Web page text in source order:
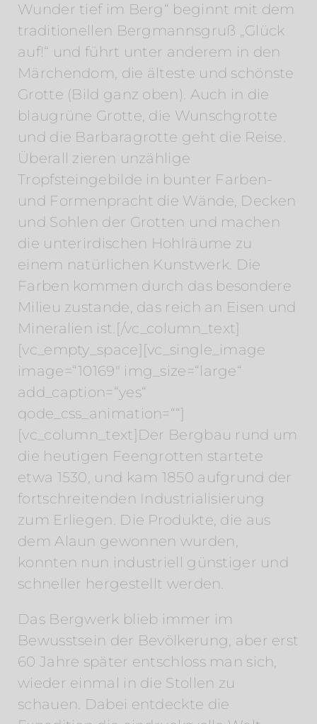
Wunder tief im Berg“ beginnt mit dem
traditionellen Bergmannsgruß „Glück
auf!“ und führt unter anderem in den
Märchendom, die älteste und schönste
Grotte (Bild ganz oben). Auch in die
blaugrüne Grotte, die Wunschgrotte
und die Barbaragrotte geht die Reise.
Überall zieren unzählige
Tropfsteingebilde in bunter Farben-
und Formenpracht die Wände, Decken
und Sohlen der Grotten und machen
die unterirdischen Hohlräume zu
einem natürlichen Kunstwerk. Die
Farben kommen durch das besondere
Milieu zustande, das reich an Eisen und
Mineralien ist.[/vc_column_text]
[vc_empty_space][vc_single_image
image=“10169″ img_size=“large“
add_caption=“yes“
qode_css_animation=““]
[vc_column_text]Der Bergbau rund um
die heutigen Feengrotten startete
etwa 1530, und kam 1850 aufgrund der
fortschreitenden Industrialisierung
zum Erliegen. Die Produkte, die aus
dem Alaun gewonnen wurden,
konnten nun industriell günstiger und
schneller hergestellt werden.
Das Bergwerk blieb immer im
Bewusstsein der Bevölkerung, aber erst
60 Jahre später entschloss man sich,
wieder einmal in die Stollen zu
schauen. Dabei entdeckte die